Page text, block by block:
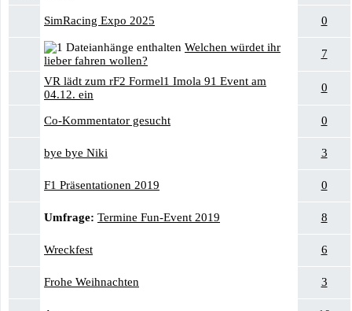
SimRacing Expo 2025 0
Welchen würdet ihr
lieber fahren wollen?
7
VR lädt zum rF2 Formel1 Imola 91 Event am
04.12. ein
0
Co-Kommentator gesucht 0
bye bye Niki 3
F1 Präsentationen 2019 0
Umfrage: Termine Fun-Event 2019 8
Wreckfest 6
Frohe Weihnachten 3